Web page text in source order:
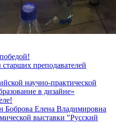
преподавателей
научно-практической
в дизайне»
Боброва Елена Владимировна
выставки "Русский